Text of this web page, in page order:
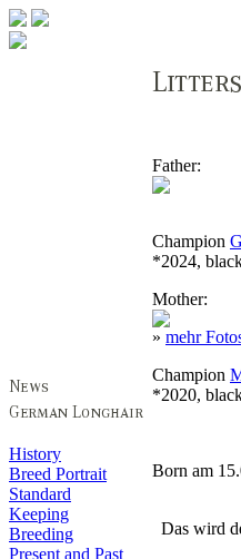
History
Breed Portrait
Standard
Keeping
Breeding
Present and Past
Father:
Champion
*2024,
Mother:
» mehr
Champion
*2020,
Born am
Das wird